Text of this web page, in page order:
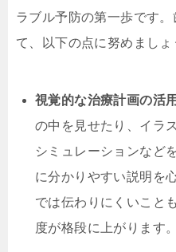
ラブル予防の第一歩です
て、以下の点に努めましょ
視覚的な治療計画の活用
の中を見せたり、イラ
シミュレーションなど
に分かりやすい説明を
では伝わりにくいこと
度が格段に上がります。